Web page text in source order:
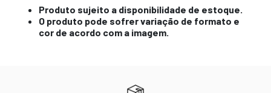
Produto sujeito a disponibilidade de estoque.
O produto pode sofrer variação de formato e
cor de acordo com a imagem.